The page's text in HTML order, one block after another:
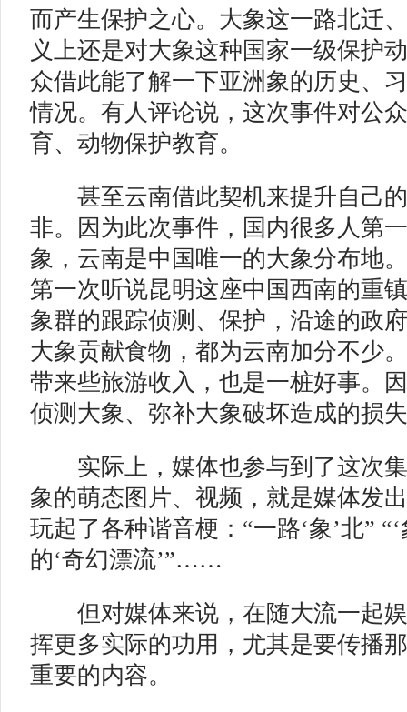
而产生保护之心。大象这一路北迁
义上还是对大象这种国家一级保护
众借此能了解一下亚洲象的历史、
情况。有人评论说，这次事件对公
育、动物保护教育。
甚至云南借此契机来提升自己的
非。因为此次事件，国内很多人第
象，云南是中国唯一的大象分布地
第一次听说昆明这座中国西南的重
象群的跟踪侦测、保护，沿途的政
大象贡献食物，都为云南加分不少
带来些旅游收入，也是一桩好事。
侦测大象、弥补大象破坏造成的损
实际上，媒体也参与到了这次集
象的萌态图片、视频，就是媒体发
玩起了各种谐音梗：“一路‘象’北”
的‘奇幻漂流’”……
但对媒体来说，在随大流一起娱
挥更多实际的功用，尤其是要传播
重要的内容。